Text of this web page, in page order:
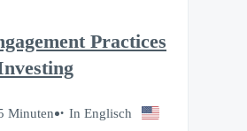
Practices
Minuten In Englisch